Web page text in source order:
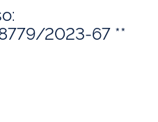
2023-67 **